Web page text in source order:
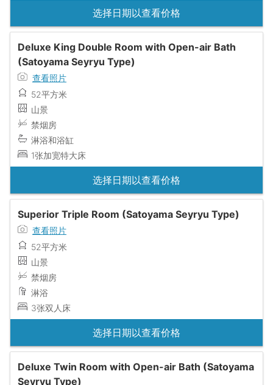
选择日期以查看价格
Deluxe King Double Room with Open-air Bath
(Satoyama Seyryu Type)
查看照片
52平方米
山景
禁烟房
淋浴和浴缸
1张加宽特大床
选择日期以查看价格
Superior Triple Room (Satoyama Seyryu Type)
查看照片
52平方米
山景
禁烟房
淋浴
3张双人床
选择日期以查看价格
Deluxe Twin Room with Open-air Bath (Satoyama
Seyryu Type)